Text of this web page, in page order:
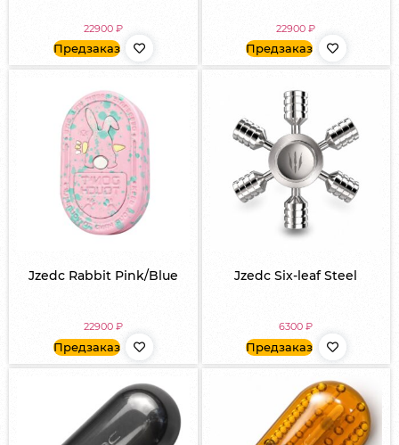
22900 ₽
Предзаказ
22900₽
Предзаказ
Jzedc Rabbit Pink/Blue
22900 ₽
Предзаказ
Jzedc Six-leaf Steel
6300₽
Предзаказ